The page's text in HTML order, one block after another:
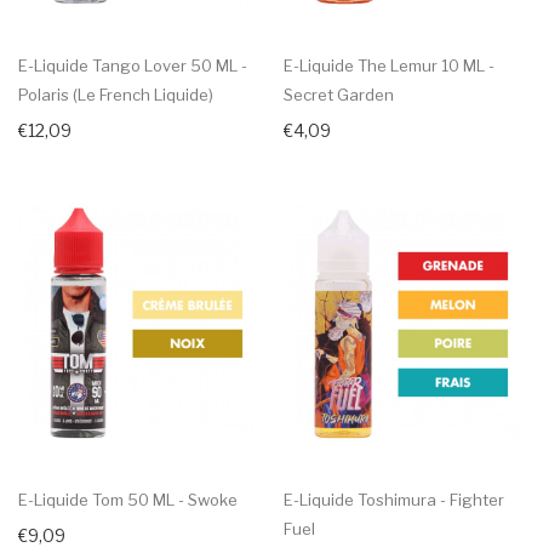
E-Liquide Tango Lover 50 ML -
Polaris (Le French Liquide)
€12,09
E-Liquide The Lemur 10 ML -
Secret Garden
€4,09
E-Liquide Tom 50 ML - Swoke
€9,09
E-Liquide Toshimura - Fighter
Fuel